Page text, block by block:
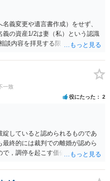
義変更や遺言書作成）をせず、
の資産1/2は妻（私）という認識
談内容を拝見する限りでは、その
対して自宅の評価額の１/２の代
一致
役にたった 2
していると認められるものであ
終的には裁判での離婚が認めら
，調停を起こす価値はあるよう
め，相手が合意するメリットを